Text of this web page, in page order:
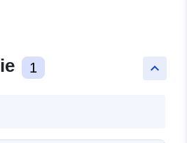
keyboard_arrow_up
1